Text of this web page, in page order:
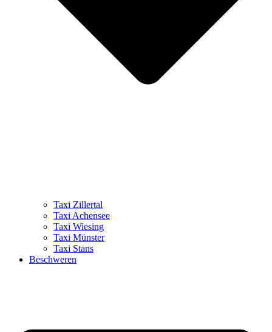
Taxi Zillertal
Taxi Achensee
Taxi Wiesing
Taxi Münster
Taxi Stans
Beschweren